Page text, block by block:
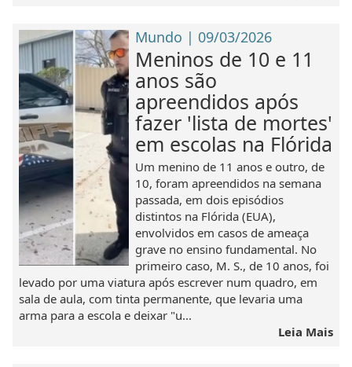
Mundo | 09/03/2026
Meninos de 10 e 11
anos são
apreendidos após
fazer 'lista de mortes'
em escolas na Flórida
Um menino de 11 anos e outro, de
10, foram apreendidos na semana
passada, em dois episódios
distintos na Flórida (EUA),
envolvidos em casos de ameaça
grave no ensino fundamental. No
primeiro caso, M. S., de 10 anos, foi
levado por uma viatura após escrever num quadro, em
sala de aula, com tinta permanente, que levaria uma
arma para a escola e deixar "u...
Leia Mais